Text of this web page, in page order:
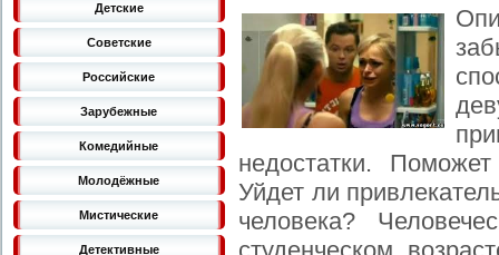
Детские
Советские
Российские
Зарубежные
Комедийные
Молодёжные
Мистические
Детективные
недостатки.
Уйдет ли
человека?